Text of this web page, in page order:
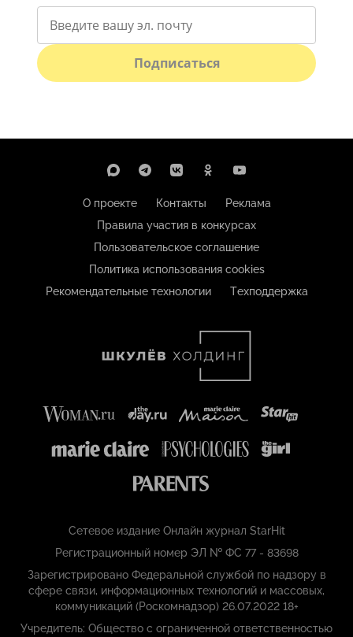
Подписаться
О проекте Контакты
Реклама
Правила участия в конкурсах
Пользовательское соглашение
Политика использования cookies
Рекомендательные технологии
Техподдержка
Сетевое издание Онлайн журнал StarHit
Регистрационный номер ЭЛ № ФС 77 - 83698
Зарегистрировано Федеральной службой по надзору в
сфере связи, информационных технологий и массовых,
коммуникаций (Роскомнадзор) 26.07.2022 18+
Учредитель: Общество с ограниченной ответственностью